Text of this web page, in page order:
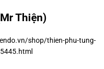
Thiện)
shop/thien-phu-tung-